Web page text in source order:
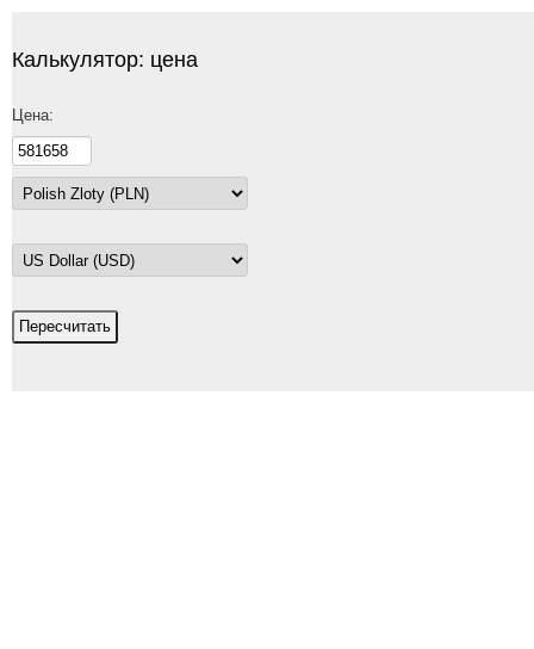
Калькулятор: цена
Цена:
Пересчитать